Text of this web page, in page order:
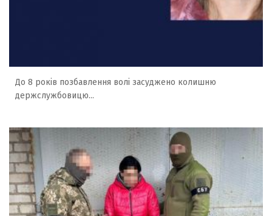
До 8 років позбавлення волі засуджено колишню
держслужбовицю...